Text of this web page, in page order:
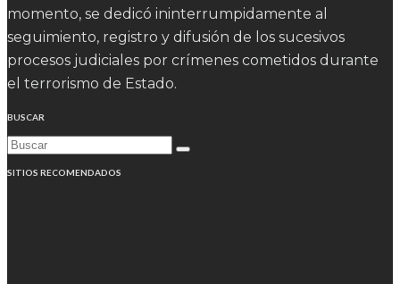
momento, se dedicó ininterrumpidamente al
seguimiento, registro y difusión de los sucesivos
procesos judiciales por crímenes cometidos durante
el terrorismo de Estado.
BUSCAR
SITIOS RECOMENDADOS